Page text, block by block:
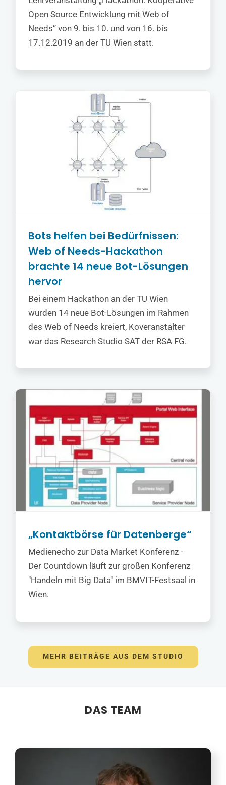
Open Source Entwicklung mit Web of
Needs“ von 9. bis 10. und von 16. bis
17.12.2019 an der TU Wien statt.
Bots helfen bei Bedürfnissen:
Web of Needs-Hackathon
brachte 14 neue Bot-Lösungen
hervor
Bei einem Hackathon an der TU Wien
wurden 14 neue Bot-Lösungen im Rahmen
des Web of Needs kreiert, Koveranstalter
war das Research Studio SAT der RSA FG.
„Kontaktbörse für Datenberge“
Medienecho zur Data Market Konferenz -
Der Countdown läuft zur großen Konferenz
"Handeln mit Big Data" im BMVIT-Festsaal in
Wien.
MEHR BEITRÄGE AUS DEM STUDIO
DAS TEAM